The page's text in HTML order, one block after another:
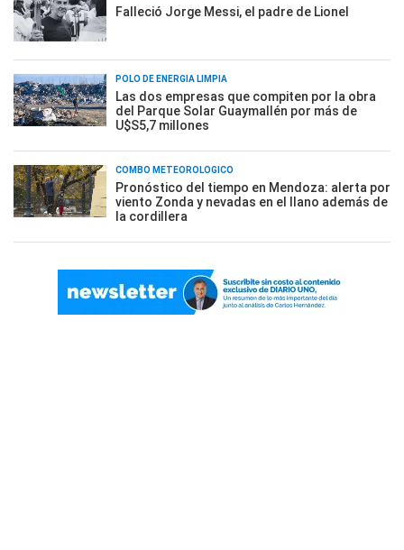
Falleció Jorge Messi, el padre de Lionel
POLO DE ENERGÍA LIMPIA
Las dos empresas que compiten por la obra
del Parque Solar Guaymallén por más de
U$S5,7 millones
COMBO METEOROLÓGICO
Pronóstico del tiempo en Mendoza: alerta por
viento Zonda y nevadas en el llano además de
la cordillera